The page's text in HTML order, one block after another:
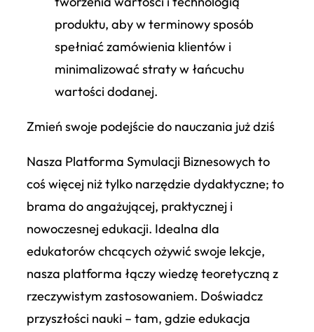
produktu, aby w terminowy sposób
spełniać zamówienia klientów i
minimalizować straty w łańcuchu
wartości dodanej.
Zmień swoje podejście do nauczania już dziś
Nasza Platforma Symulacji Biznesowych to
coś więcej niż tylko narzędzie dydaktyczne; to
brama do angażującej, praktycznej i
nowoczesnej edukacji. Idealna dla
edukatorów chcących ożywić swoje lekcje,
nasza platforma łączy wiedzę teoretyczną z
rzeczywistym zastosowaniem. Doświadcz
przyszłości nauki – tam, gdzie edukacja